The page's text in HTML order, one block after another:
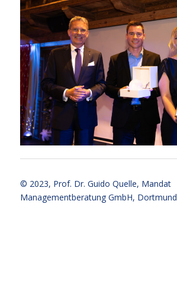
© 2023, Prof. Dr. Guido Quelle, Mandat
Managementberatung GmbH, Dortmund